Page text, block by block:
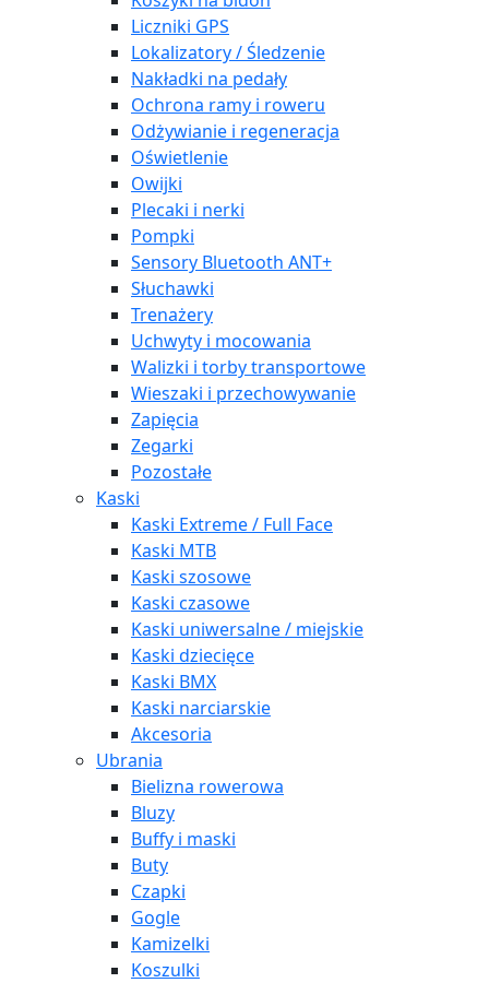
Liczniki GPS
Lokalizatory / Śledzenie
Nakładki na pedały
Ochrona ramy i roweru
Odżywianie i regeneracja
Oświetlenie
Owijki
Plecaki i nerki
Pompki
Sensory Bluetooth ANT+
Słuchawki
Trenażery
Uchwyty i mocowania
Walizki i torby transportowe
Wieszaki i przechowywanie
Zapięcia
Zegarki
Pozostałe
Kaski
Kaski Extreme / Full Face
Kaski MTB
Kaski szosowe
Kaski czasowe
Kaski uniwersalne / miejskie
Kaski dziecięce
Kaski BMX
Kaski narciarskie
Akcesoria
Ubrania
Bielizna rowerowa
Bluzy
Buffy i maski
Buty
Czapki
Gogle
Kamizelki
Koszulki